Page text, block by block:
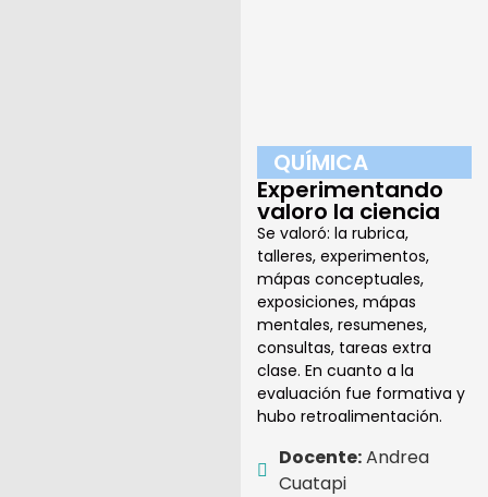
QUÍMICA
Experimentando
valoro la ciencia
Se valoró: la rubrica,
talleres, experimentos,
mápas conceptuales,
exposiciones, mápas
mentales, resumenes,
consultas, tareas extra
clase. En cuanto a la
evaluación fue formativa y
hubo retroalimentación.
Docente:Andrea
Cuatapi